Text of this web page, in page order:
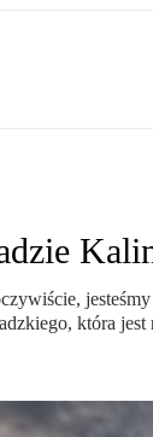
która jest